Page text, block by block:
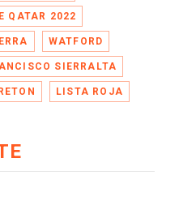
QATAR 2022
WATFORD
SIERRALTA
LISTA ROJA